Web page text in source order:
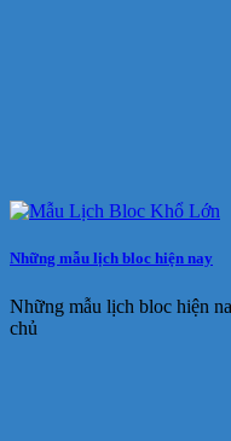
Những mẫu lịch bloc hiện nay
Những mẫu lịch bloc hiện
chủ